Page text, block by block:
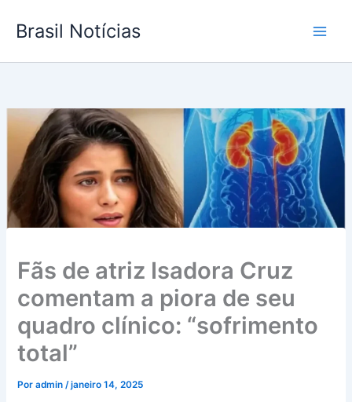
para
conteúdo
Brasil Notícias
Fãs de atriz Isadora Cruz
comentam a piora de seu
quadro clínico: “sofrimento
total”
Poradmin /janeiro 14, 2025